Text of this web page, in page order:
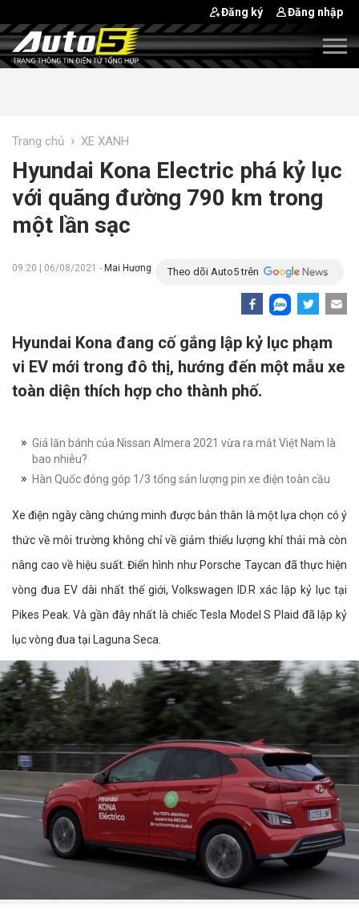
Đăng ký Đăng nhập
Trang chủ › XE XANH
Hyundai Kona Electric phá kỷ lục
với quãng đường 790 km trong
một lần sạc
09:20 | 06/08/2021 - Mai Hương Theo dõi Auto5 trên
Hyundai Kona đang cố gắng lập kỷ lục phạm
vi EV mới trong đô thị, hướng đến một mẫu xe
toàn diện thích hợp cho thành phố.
Giá lăn bánh của Nissan Almera 2021 vừa ra mắt Việt Nam là
bao nhiêu?
Hàn Quốc đóng góp 1/3 tổng sản lượng pin xe điện toàn cầu
Xe điện ngày càng chứng minh được bản thân là một lựa chọn có ý
thức về môi trường không chỉ về giảm thiểu lượng khí thải mà còn
nâng cao về hiệu suất. Điển hình như Porsche Taycan đã thực hiện
vòng đua EV dài nhất thế giới, Volkswagen ID.R xác lập kỷ lục tại
Pikes Peak. Và gần đây nhất là chiếc Tesla Model S Plaid đã lập kỷ
lục vòng đua tại Laguna Seca.